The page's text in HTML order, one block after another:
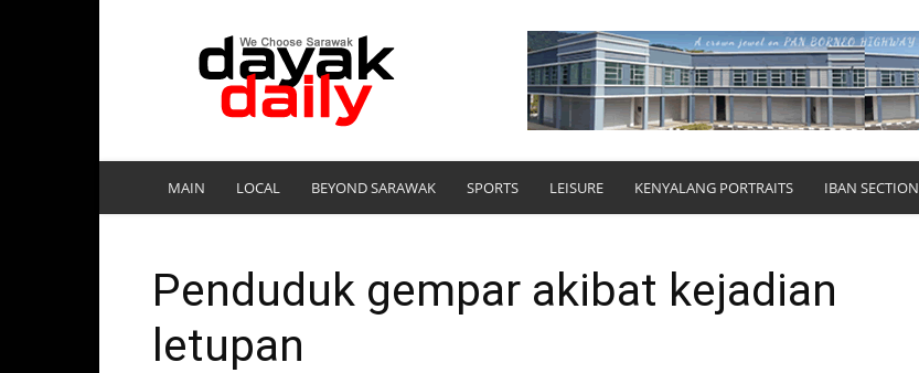
DayakDaily
MAIN LOCAL BEYOND SARAWAK SPORTS LEISURE KENYALANG PORTRAITS IBAN SECTION
Penduduk gempar akibat kejadian
letupan